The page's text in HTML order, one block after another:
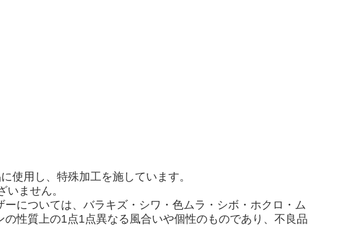
使用し、特殊加工を施しています。
ません。
については、バラキズ・シワ・色ムラ・シボ・ホクロ・ム
性質上の1点1点異なる風合いや個性のものであり、不良品